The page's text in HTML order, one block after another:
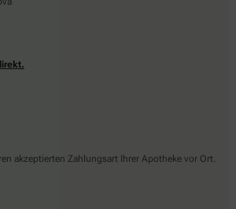
akzeptierten Zahlungsart Ihrer Apotheke vor Ort.